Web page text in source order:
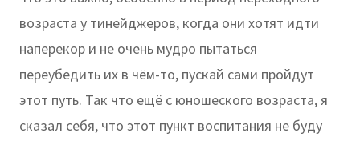
возраста у тинейджеров, когда они хотят идти
наперекор и не очень мудро пытаться
переубедить их в чём-то, пускай сами пройдут
этот путь. Так что ещё с юношеского возраста, я
сказал себя, что этот пункт воспитания не буду